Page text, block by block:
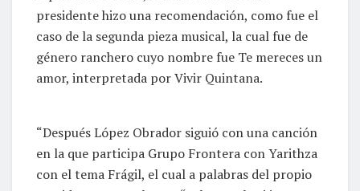
presidente hizo una recomendación, como fue el
caso de la segunda pieza musical, la cual fue de
género ranchero cuyo nombre fue Te mereces un
amor, interpretada por Vivir Quintana.
“Después López Obrador siguió con una canción
en la que participa Grupo Frontera con Yarithza
con el tema Frágil, el cual a palabras del propio